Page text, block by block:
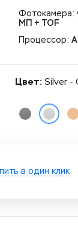
Фотокамера:
МП + TOF
Процессор:
Цвет: Silver -
в один клик